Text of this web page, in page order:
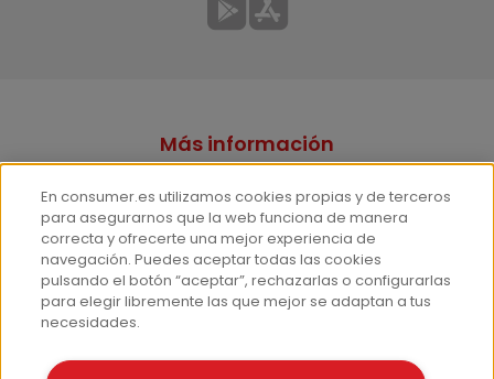
Más información
Hemeroteca
Contacto
Prensa
Corpus Lingüístico Consumer
En consumer.es utilizamos cookies propias y de terceros
para asegurarnos que la web funciona de manera
correcta y ofrecerte una mejor experiencia de
navegación. Puedes aceptar todas las cookies
pulsando el botón “aceptar”, rechazarlas o configurarlas
para elegir libremente las que mejor se adaptan a tus
necesidades.